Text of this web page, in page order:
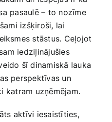
⁣pasaulē – to nozīme
izšķiroši, lai
stāstus. Ceļojot
iedziļinājušies
šī ‌dinamiskā ‍lauka
perspektīvas un
katram uzņēmējam.
⁤aktīvi ​iesaistīties,